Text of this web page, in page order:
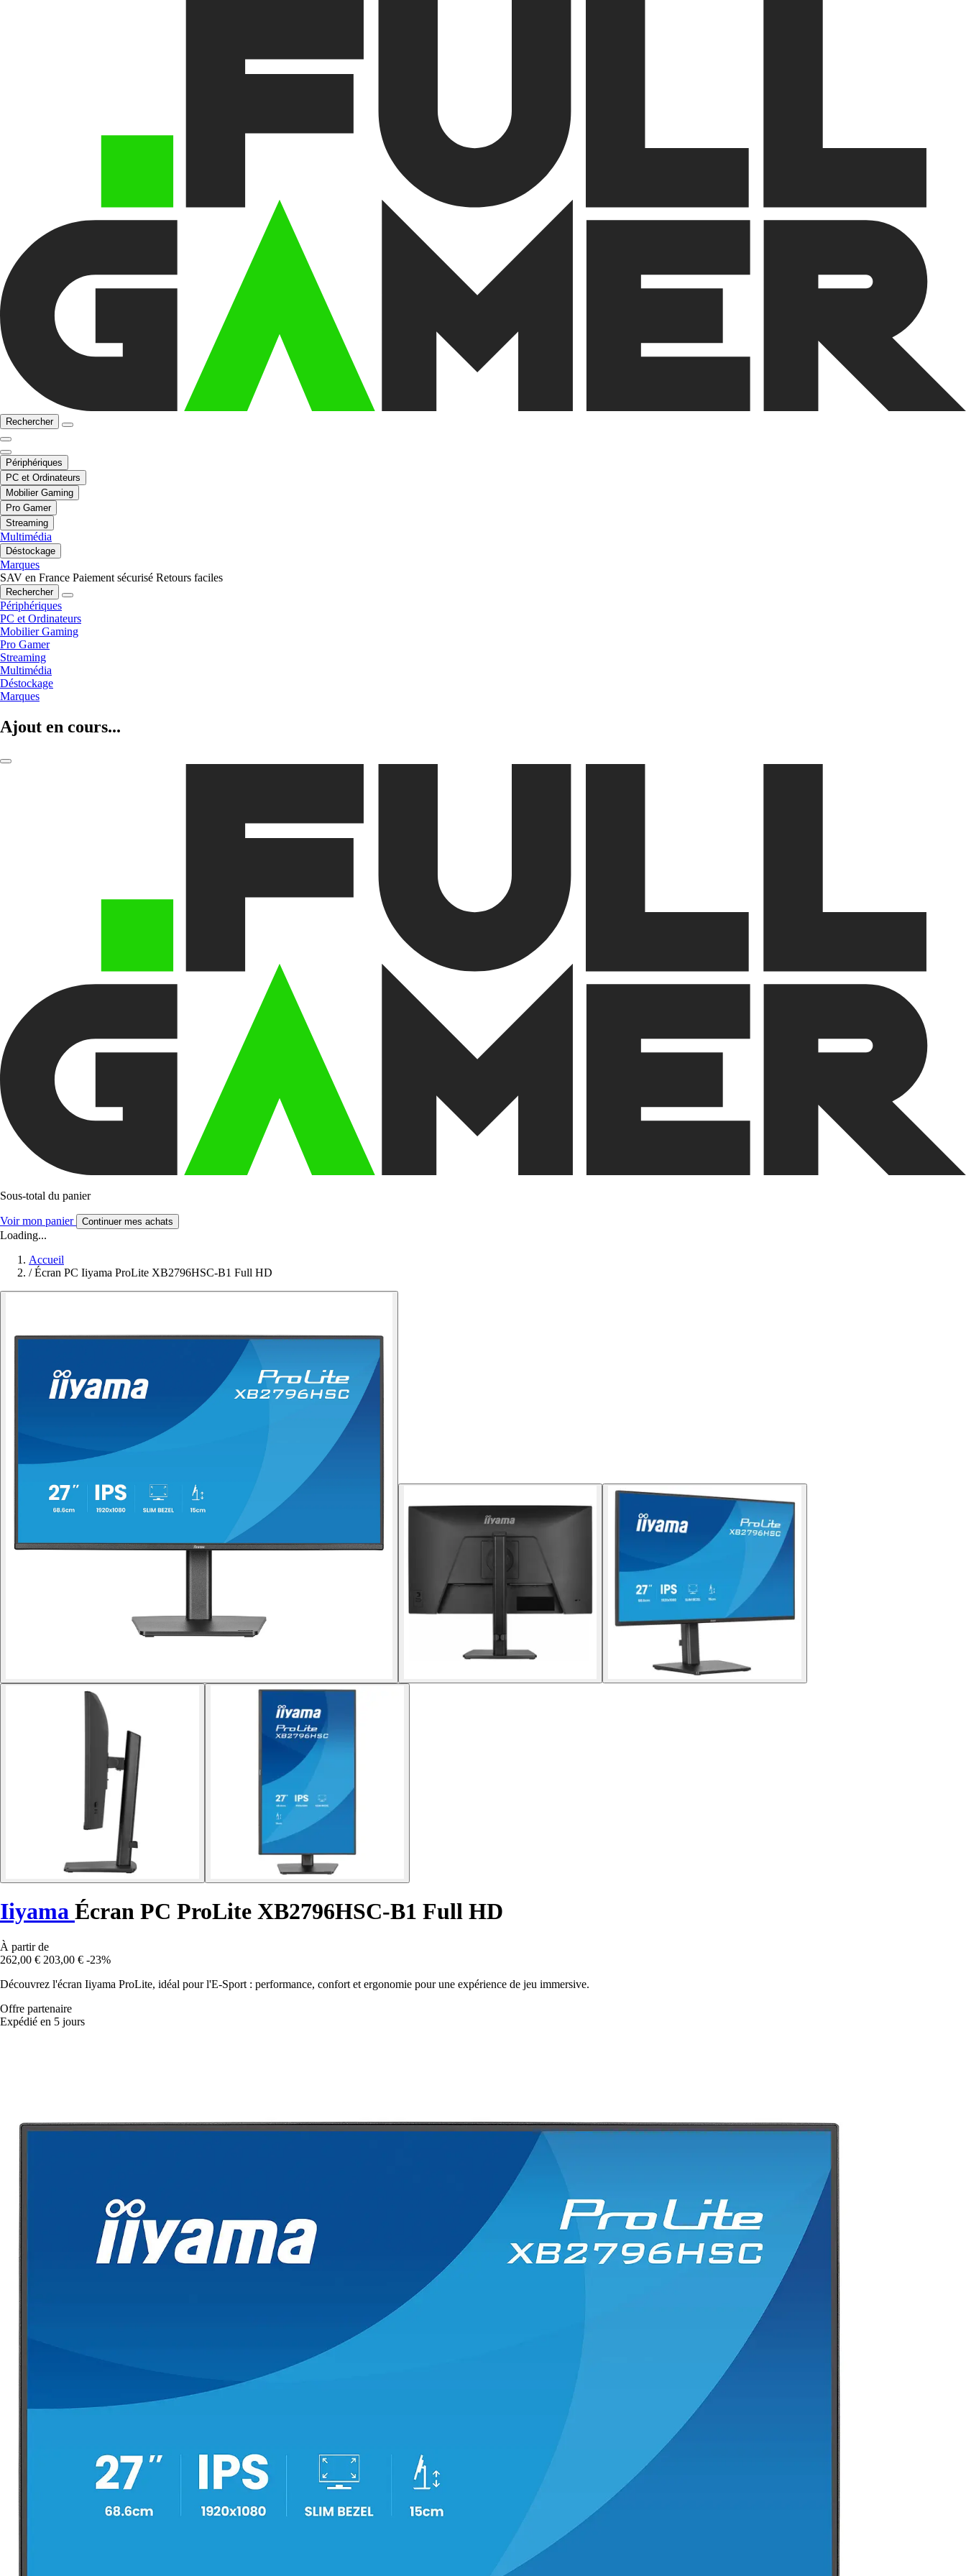
Rechercher
Périphériques
PC et Ordinateurs
Mobilier Gaming
Pro Gamer
Streaming
Multimédia
Déstockage
Marques
SAV en France Paiement sécurisé Retours faciles
Rechercher
Périphériques
PC et Ordinateurs
Mobilier Gaming
Pro Gamer
Streaming
Multimédia
Déstockage
Marques
Ajout en cours...
Sous-total du panier
Voir mon panier Continuer mes achats
Loading...
Accueil
/ Écran PC Iiyama ProLite XB2796HSC-B1 Full HD
Iiyama Écran PC ProLite XB2796HSC-B1 Full HD
À partir de
262,00 € 203,00 € -23%
Découvrez l'écran Iiyama ProLite, idéal pour l'E-Sport : performance, confort et ergonomie pour une expérience de jeu immersive.
Offre partenaire
Expédié en 5 jours